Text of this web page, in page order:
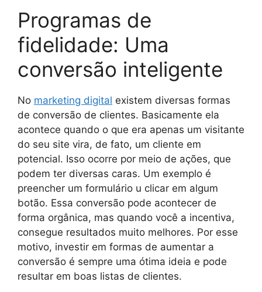
Programas de
fidelidade: Uma
conversão inteligente
No marketing digital existem diversas formas
de conversão de clientes. Basicamente ela
acontece quando o que era apenas um visitante
do seu site vira, de fato, um cliente em
potencial. Isso ocorre por meio de ações, que
podem ter diversas caras. Um exemplo é
preencher um formulário u clicar em algum
botão. Essa conversão pode acontecer de
forma orgânica, mas quando você a incentiva,
consegue resultados muito melhores. Por esse
motivo, investir em formas de aumentar a
conversão é sempre uma ótima ideia e pode
resultar em boas listas de clientes.